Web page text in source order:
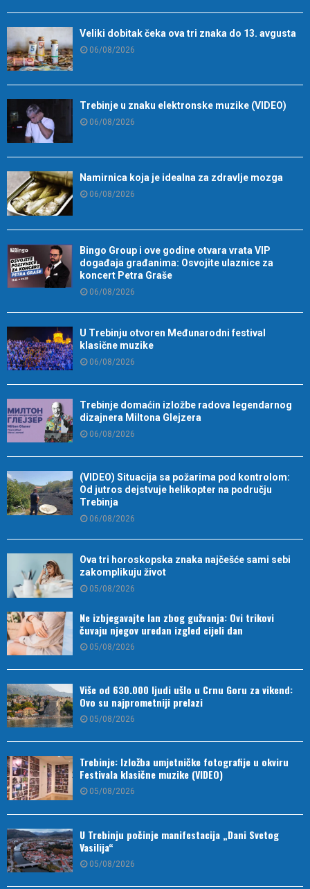
Veliki dobitak čeka ova tri znaka do 13. avgusta
06/08/2026
Trebinje u znaku elektronske muzike (VIDEO)
06/08/2026
Namirnica koja je idealna za zdravlje mozga
06/08/2026
Bingo Group i ove godine otvara vrata VIP
događaja građanima: Osvojite ulaznice za
koncert Petra Graše
06/08/2026
U Trebinju otvoren Međunarodni festival
klasične muzike
06/08/2026
Trebinje domaćin izložbe radova legendarnog
dizajnera Miltona Glejzera
06/08/2026
(VIDEO) Situacija sa požarima pod kontrolom:
Od jutros dejstvuje helikopter na području
Trebinja
06/08/2026
Ova tri horoskopska znaka najčešće sami sebi
zakomplikuju život
05/08/2026
Ne izbjegavajte lan zbog gužvanja: Ovi trikovi
čuvaju njegov uredan izgled cijeli dan
05/08/2026
Više od 630.000 ljudi ušlo u Crnu Goru za vikend:
Ovo su najprometniji prelazi
05/08/2026
Trebinje: Izložba umjetničke fotografije u okviru
Festivala klasične muzike (VIDEO)
05/08/2026
U Trebinju počinje manifestacija „Dani Svetog
Vasilija“
05/08/2026